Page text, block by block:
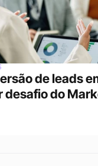
de leads
desafio do